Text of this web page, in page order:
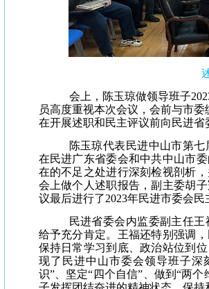
会上，陈玉琼做领导班子
员高度重视本次会议，会前与市
在开展述职和民主评议前向民进省
陈玉琼代表民进中山市第
在民进广东省委会和中共中山市
在的不足之处进行深刻检视剖析
会上做个人述职报告，副主委胡
议最后进行了2023年民进市委会民
民进省委会内监委副主任
给予充分肯定。王福还特别强调
保持日常学习到底、政治站位到
现了民进中山市委会领导班子深
识”、坚定“四个自信”、做到“两